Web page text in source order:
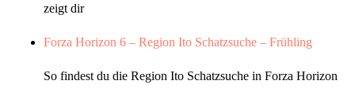
zeigt dir
Forza Horizon 6 – Region Ito Schatzsuche – Frühling
So findest du die Region Ito Schatzsuche in Forza Horizon